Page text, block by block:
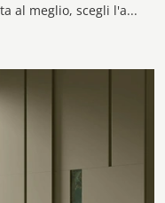
Se vuoi una zona del riposo arredata al meglio, scegli l'armadio Wall Telaio con ante scorrevoli di Maronese!